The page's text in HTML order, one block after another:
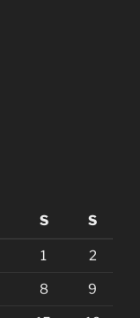
S S
1 2
8 9